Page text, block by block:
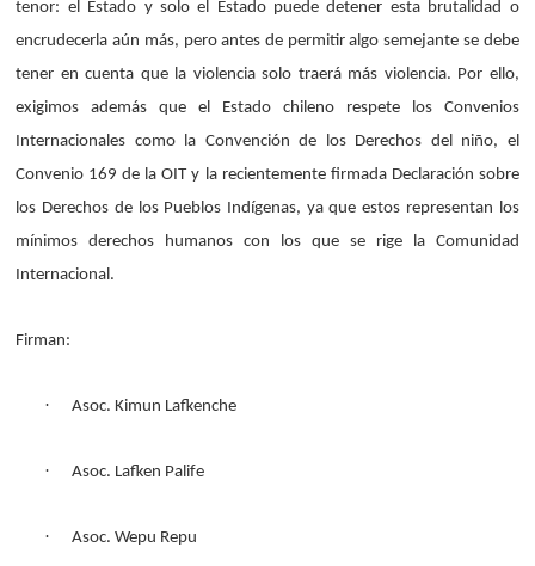
tenor: el Estado y solo el Estado puede detener esta brutalidad o
encrudecerla aún más, pero antes de permitir algo semejante se debe
tener en cuenta que la violencia solo traerá más violencia. Por ello,
exigimos además que el Estado chileno respete los Convenios
Internacionales como la Convención de los Derechos del niño, el
Convenio 169 de la OIT y la recientemente firmada Declaración sobre
los Derechos de los Pueblos Indígenas, ya que estos representan los
mínimos derechos humanos con los que se rige la Comunidad
Internacional.
Firman:
· Asoc. Kimun Lafkenche
· Asoc. Lafken Palife
· Asoc. Wepu Repu